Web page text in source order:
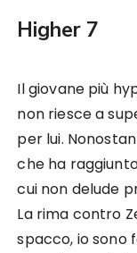
Higher 7
Il giovane più
non riesce a
per lui.
che ha
cui non delude
La rima contro
spacco, io sono